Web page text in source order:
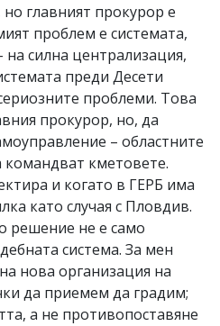
главният прокурор е
проблем е системата,
силна централизация,
преди Десети
проблеми. Това
прокурор, но, да
– областните
командват кметовете.
и когато в ГЕРБ има
като случая с Пловдив.
решение не е само
система. За мен
нова организация на
да приемем да градим;
а не противопоставяне